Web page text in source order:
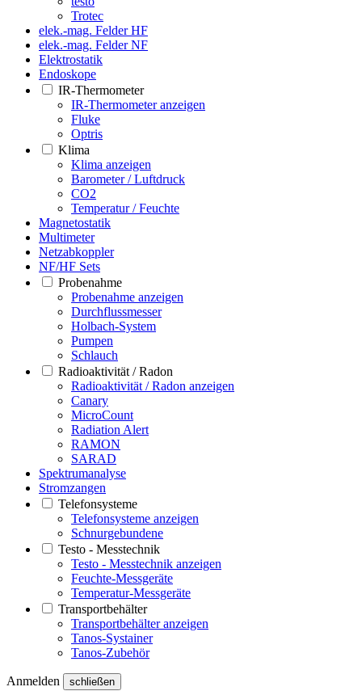
Trotec
elek.-mag. Felder HF
elek.-mag. Felder NF
Elektrostatik
Endoskope
IR-Thermometer
IR-Thermometer anzeigen
Fluke
Optris
Klima
Klima anzeigen
Barometer / Luftdruck
CO2
Temperatur / Feuchte
Magnetostatik
Multimeter
Netzabkoppler
NF/HF Sets
Probenahme
Probenahme anzeigen
Durchflussmesser
Holbach-System
Pumpen
Schlauch
Radioaktivität / Radon
Radioaktivität / Radon anzeigen
Canary
MicroCount
Radiation Alert
RAMON
SARAD
Spektrumanalyse
Stromzangen
Telefonsysteme
Telefonsysteme anzeigen
Schnurgebundene
Testo - Messtechnik
Testo - Messtechnik anzeigen
Feuchte-Messgeräte
Temperatur-Messgeräte
Transportbehälter
Transportbehälter anzeigen
Tanos-Systainer
Tanos-Zubehör
Anmelden schließen